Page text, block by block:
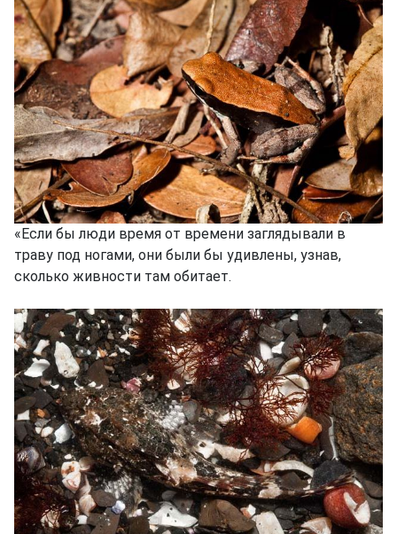
«Если бы люди время от времени заглядывали в
траву под ногами, они были бы удивлены, узнав,
сколько живности там обитает.